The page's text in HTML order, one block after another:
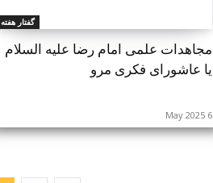
گفتار هفته
مجاهدات علمی امام رضا علیه ‌السلام
یا عاشورای فکری مرو
6 May 2025